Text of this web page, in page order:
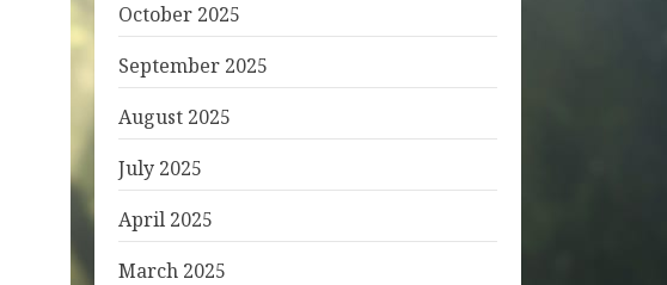
October 2025
September 2025
August 2025
July 2025
April 2025
March 2025